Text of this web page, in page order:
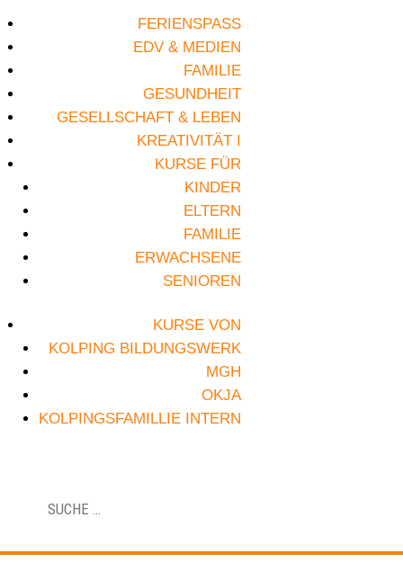
FERIENSPASS
EDV & MEDIEN
FAMILIE
GESUNDHEIT
GESELLSCHAFT & LEBEN
KREATIVITÄT I
KURSE FÜR
KINDER
ELTERN
FAMILIE
ERWACHSENE
SENIOREN
KURSE VON
KOLPING BILDUNGSWERK
MGH
OKJA
KOLPINGSFAMILLIE INTERN